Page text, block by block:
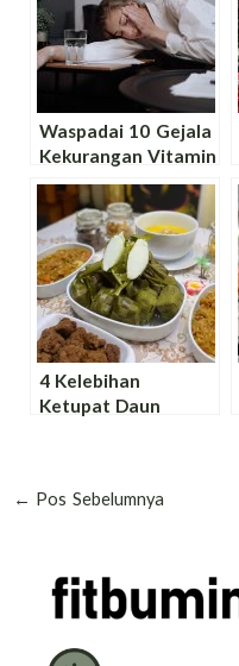
Waspadai 10 Gejala
Kekurangan Vitamin
dan Mineral yang
Berdampak pada
Kesehatan
4 Kelebihan
Ketupat Daun
Membuatnya!
← Pos Sebelumnya